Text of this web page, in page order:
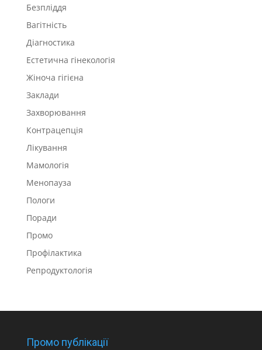
Безпліддя
Вагітність
Діагностика
Естетична гінекологія
Жіноча гігієна
Заклади
Захворювання
Контрацепція
Лікування
Мамологія
Менопауза
Пологи
Поради
Промо
Профілактика
Репродуктологія
Промо публікації